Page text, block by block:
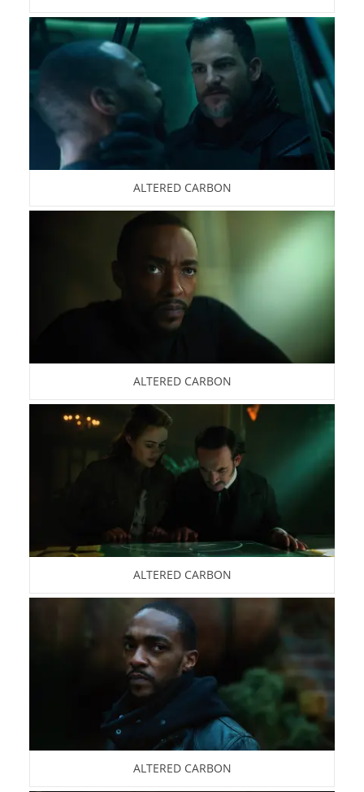
ALTERED CARBON
ALTERED CARBON
ALTERED CARBON
ALTERED CARBON